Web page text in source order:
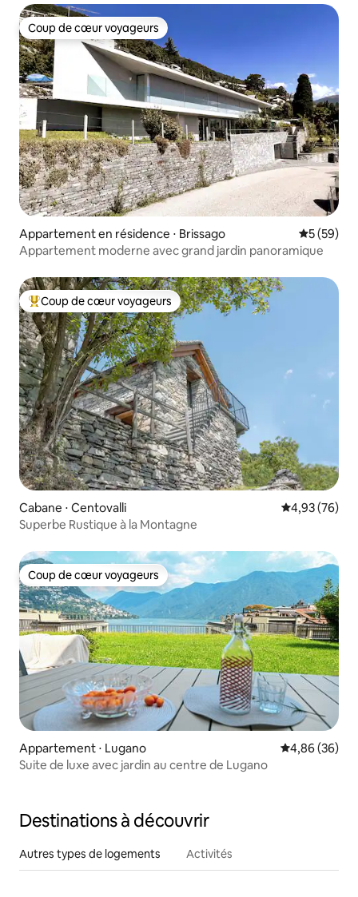
Coup de cœur voyageurs
Coup de cœur voyageurs
Appartement en résidence ⋅ Brissago
5 (59)
Appartement moderne avec grand jardin panoramique
Coups de cœur voyageurs les plus appréciés
Coup de cœur voyageurs
Cabane ⋅ Centovalli Évaluation
4,93 (76)
Superbe Rustique à la Montagne
Coup de cœur voyageurs
Coup de cœur voyageurs
Appartement ⋅ Lugano Évaluation
4,86 (36)
Suite de luxe avec jardin au centre de Lugano
Destinations à découvrir
Autres types de logements Activités